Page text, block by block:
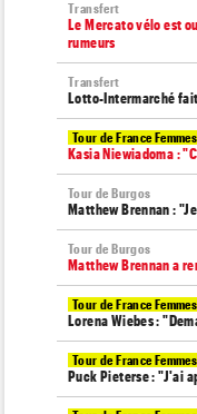
Transfert
Le Mercato vélo est
rumeurs
Transfert
Lotto-Intermarché
Tour de France Femmes
Kasia Niewiadoma :
Tour de Burgos
Matthew Brennan :
Tour de Burgos
Matthew Brennan a
Tour de France Femmes
Lorena Wiebes :
Tour de France Femmes
Puck Pieterse : "J'ai